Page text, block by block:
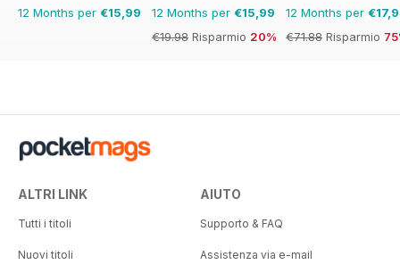
12 Months per €15,99 12 Months per €15,99
€19.98 Risparmio 20%
12 Months per
€71.88 Risparmio
ALTRI LINK
Tutti i titoli
Nuovi titoli
AIUTO
Supporto & FAQ
Assistenza via e-mail